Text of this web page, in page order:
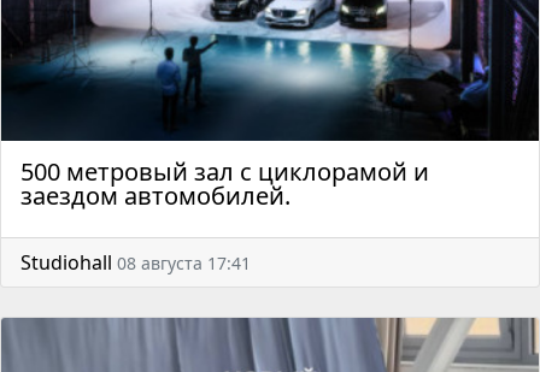
500 метровый зал с циклорамой и
заездом автомобилей.
Studiohall 08 августа 17:41